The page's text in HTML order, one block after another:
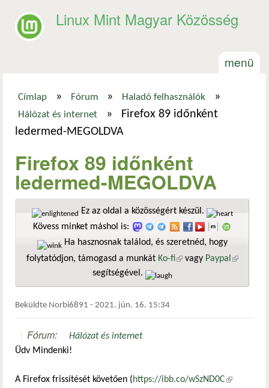
Linux Mint Magyar Közösség
menü
Jelenlegi hely
Címlap » Fórum » Haladó felhasználók »
Hálózat és internet »
Firefox 89 időnként
ledermed-MEGOLDVA
Firefox 89 időnként
ledermed-MEGOLDVA
Ez az oldal a közösségért készül.
Kövess minket máshol is:
Ha hasznosnak találod, és szeretnéd, hogy
folytatódjon, támogasd a munkát Ko-fi(külső hivatkozás)
vagy Paypal
segítségével.
Beküldte Norbi6891 - 2021. jún. 16. 15:34
Fórum:
Hálózat és internet
Üdv Mindenki!
A Firefox frissítését követően (https://ibb.co/wSzND0C(külső